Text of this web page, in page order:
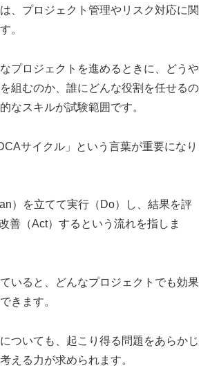
、プロジェクト管理やリスク対応に関
。
プロジェクトを進めるときに、どうや
組むのか、誰にどんな役割を任せるの
なスキルが試験範囲です。
サイクル」という言葉が重要になり
）を立てて実行（Do）し、結果を評
善（Act）するという流れを指しま
いると、どんなプロジェクトでも効果
きます。
ついても、起こり得る問題をあらかじ
える力が求められます。